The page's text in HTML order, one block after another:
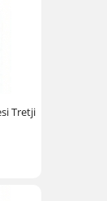
Tretji